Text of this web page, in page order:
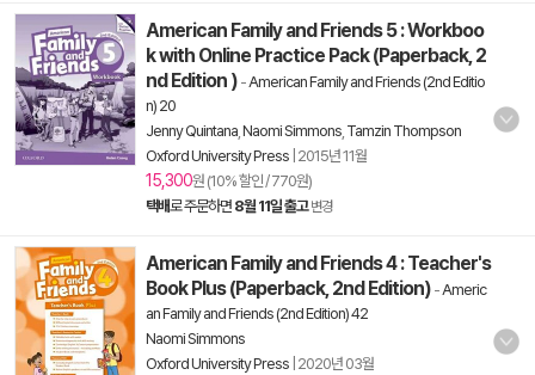
American Family and Friends 5 : Workboo
k with Online Practice Pack (Paperback, 2
nd Edition ) -American Family and Friends (2nd Editio
n) 20
Jenny Quintana Naomi Simmons Tamzin Thompson
Oxford University Press 2015년 11월
15,300원 (10% 할인 / 770원)
택배로 주문하면 8월 11일 출고 변경
American Family and Friends 4 : Teacher's
Book Plus (Paperback, 2nd Edition) -Americ
an Family and Friends (2nd Edition) 42
Naomi Simmons
Oxford University Press 2020년 03월